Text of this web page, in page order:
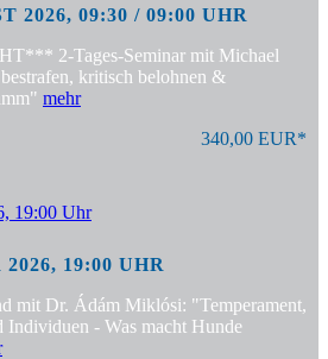
2026, 09:30 / 09:00 UHR
2-Tages-Seminar mit Michael
kritisch belohnen &
mehr
340,00 EUR*
19:00 UHR
mit Dr. Ádám Miklósi: "Temperament,
Individuen - Was macht Hunde